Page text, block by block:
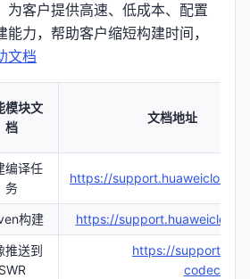
为客户提供高速、低成本、配置
力，帮助客户缩短构建时间，
文档
模块文
档
文档地址
编译任
务
https://
构建 https://
推送到
SWR
https://
codeci/